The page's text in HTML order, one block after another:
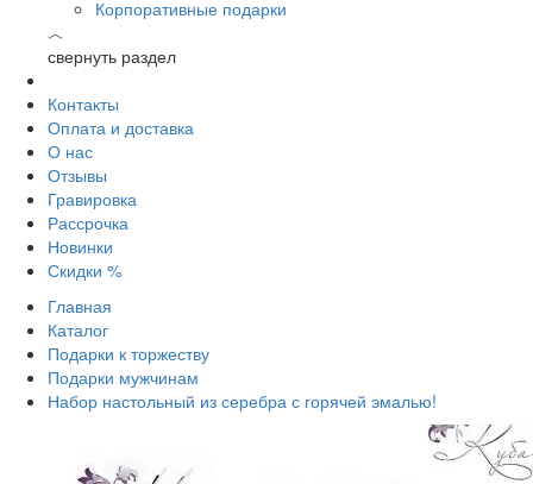
Корпоративные подарки
︿
свернуть раздел
Контакты
Оплата и доставка
О нас
Отзывы
Гравировка
Рассрочка
Новинки
Скидки %
Главная
Каталог
Подарки к торжеству
Подарки мужчинам
Набор настольный из серебра с горячей эмалью!